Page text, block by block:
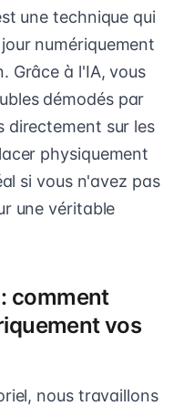
une technique qui
numériquement
Grâce à l'IA, vous
démodés par
directement sur les
physiquement
si vous n'avez pas
une véritable
comment
vos
nous travaillons